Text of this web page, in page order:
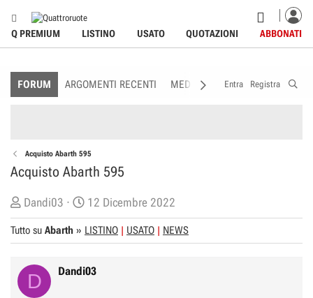
Q PREMIUM LISTINO USATO QUOTAZIONI ABBONATI
FORUM ARGOMENTI RECENTI MEDIA MEMBRI
Entra Registra
Acquisto Abarth 595
Acquisto Abarth 595
C
r
e
t
Dandi03
D
a
t
d
12 Dicembre 2022
Tutto su Abarth » LISTINO USATO NEWS
D Dandi03